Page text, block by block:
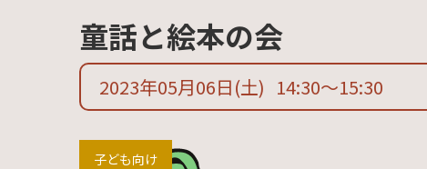
童話と絵本の会
2023年05月06日(土) 14:30〜15:30
子ども向け